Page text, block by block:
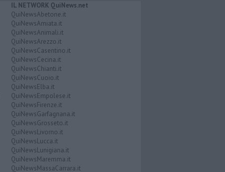
IL NETWORK QuiNews.net
QuiNewsAbetone.it
QuiNewsAmiata.it
QuiNewsAnimali.it
QuiNewsArezzo.it
QuiNewsCasentino.it
QuiNewsCecina.it
QuiNewsChianti.it
QuiNewsCuoio.it
QuiNewsElba.it
QuiNewsEmpolese.it
QuiNewsFirenze.it
QuiNewsGarfagnana.it
QuiNewsGrosseto.it
QuiNewsLivorno.it
QuiNewsLucca.it
QuiNewsLunigiana.it
QuiNewsMaremma.it
QuiNewsMassaCarrara.it